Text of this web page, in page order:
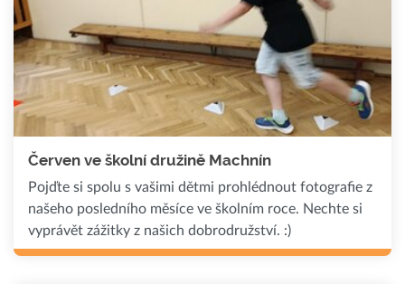
Červen ve školní družině Machnín
Pojďte si spolu s vašimi dětmi prohlédnout fotografie z
našeho posledního měsíce ve školním roce. Nechte si
vyprávět zážitky z našich dobrodružství. :)